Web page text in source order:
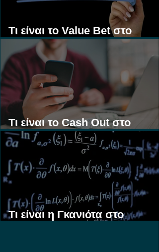
Τι είναι το Value Bet στο
Στοίχημα;
Τι είναι το Cash Out στο
Στοίχημα;
Τι είναι η Γκανιότα στο